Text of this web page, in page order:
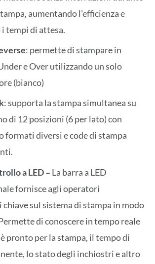
aumentando l’efficienza e
tempi di attesa.
: permette di stampare in
e Over utilizzando un solo
(bianco)
: supporta la stampa simultanea su
di 12 posizioni (6 per lato) con
formati diversi e code di stampa
a LED – La barra a LED
fornisce agli operatori
sul sistema di stampa in modo
di conoscere in tempo reale
pronto per la stampa, il tempo di
lo stato degli inchiostri e altro